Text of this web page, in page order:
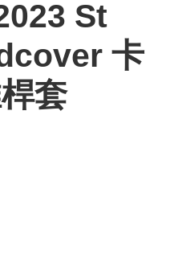
St
卡
套